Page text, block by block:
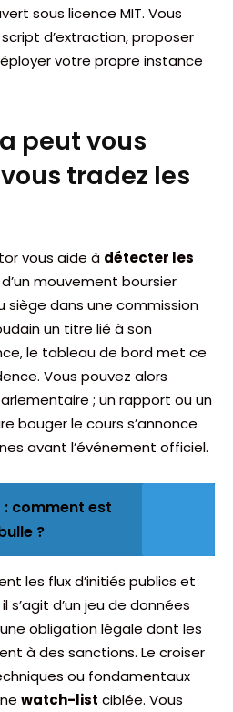
sous licence MIT. Vous
d’extraction, proposer
votre propre instance
peut vous
tradez les
vous aide à détecter les
d’un mouvement boursier
siège dans une commission
un titre lié à son
le tableau de bord met ce
Vous pouvez alors
; un rapport ou un
bouger le cours s’annonce
avant l’événement officiel.
: comment est
?
les flux d’initiés publics et
s’agit d’un jeu de données
obligation légale dont les
à des sanctions. Le croiser
ou fondamentaux
watch-list ciblée. Vous